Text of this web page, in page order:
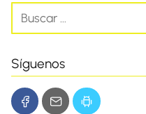
Síguenos